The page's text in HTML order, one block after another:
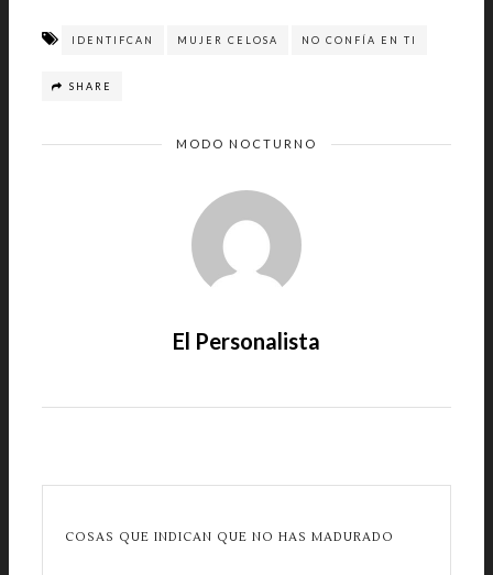
IDENTIFCAN MUJER CELOSA NO CONFÍA EN TI
SHARE
MODO NOCTURNO
El Personalista
COSAS QUE INDICAN QUE NO HAS MADURADO